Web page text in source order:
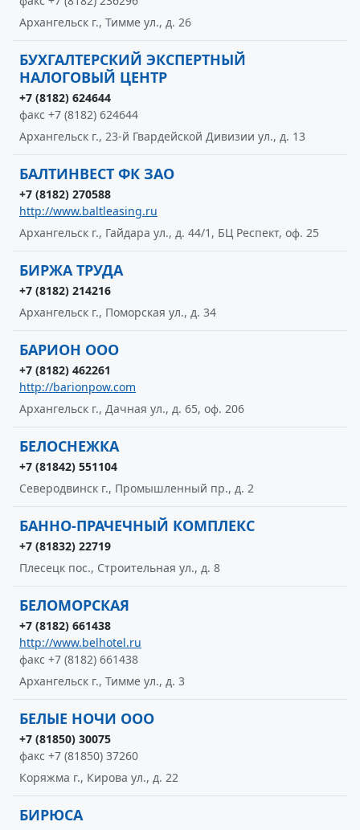
Архангельск г., Тимме ул., д. 26
БУХГАЛТЕРСКИЙ ЭКСПЕРТНЫЙ
НАЛОГОВЫЙ ЦЕНТР
+7 (8182) 624644
факс +7 (8182) 624644
Архангельск г., 23-й Гвардейской Дивизии ул., д. 13
БАЛТИНВЕСТ ФК ЗАО
+7 (8182) 270588
http://www.baltleasing.ru
Архангельск г., Гайдара ул., д. 44/1, БЦ Респект, оф. 25
БИРЖА ТРУДА
+7 (8182) 214216
Архангельск г., Поморская ул., д. 34
БАРИОН ООО
+7 (8182) 462261
http://barionpow.com
Архангельск г., Дачная ул., д. 65, оф. 206
БЕЛОСНЕЖКА
+7 (81842) 551104
Северодвинск г., Промышленный пр., д. 2
БАННО-ПРАЧЕЧНЫЙ КОМПЛЕКС
+7 (81832) 22719
Плесецк пос., Строительная ул., д. 8
БЕЛОМОРСКАЯ
+7 (8182) 661438
http://www.belhotel.ru
факс +7 (8182) 661438
Архангельск г., Тимме ул., д. 3
БЕЛЫЕ НОЧИ ООО
+7 (81850) 30075
факс +7 (81850) 37260
Коряжма г., Кирова ул., д. 22
БИРЮСА